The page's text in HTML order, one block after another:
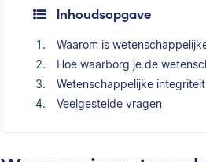
Inhoudsopgave
Waarom is
Hoe waarborg je de
Wetenschappelijke
Veelgestelde vragen